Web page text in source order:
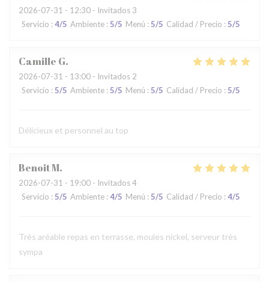
2026-07-31 - 12:30 - Invitados 3
Servicio : 4/5 Ambiente : 5/5 Menú : 5/5 Calidad / Precio : 5/5
Camille G
2026-07-31 - 13:00 - Invitados 2
Servicio : 5/5 Ambiente : 5/5 Menú : 5/5 Calidad / Precio : 5/5
Délicieux et personnel au top
BenoitM
2026-07-31 - 19:00 - Invitados 4
Servicio : 5/5 Ambiente : 4/5 Menú : 5/5 Calidad / Precio : 4/5
Très aréable repas en terrasse, moules nickel, serveur très
sympa